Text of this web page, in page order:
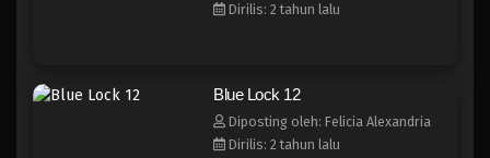
Blue Lock 5
Blue Lock 4
Eps 4 - Februari 3, 2025
Dirilis: 2 tahun lalu
Blue Lock 12
Diposting oleh: Felicia Alexandria
Dirilis: 2 tahun lalu